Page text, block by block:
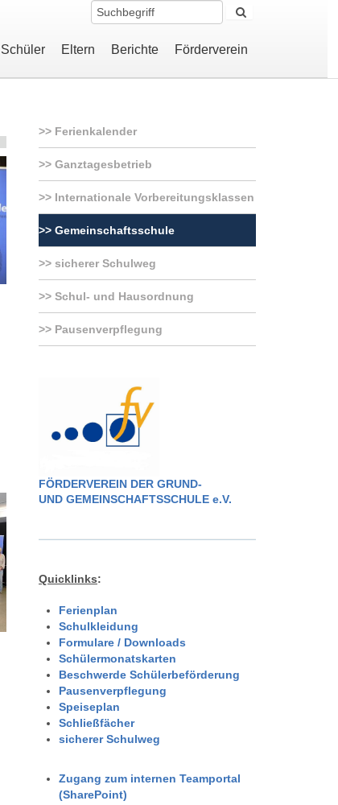
Schüler Eltern Berichte Förderverein
Ferienkalender
Ganztagesbetrieb
Internationale Vorbereitungsklassen
Gemeinschaftsschule
sicherer Schulweg
Schul- und Hausordnung
Pausenverpflegung
FÖRDERVEREIN DER GRUND-
UND GEMEINSCHAFTSSCHULE e.V.
Quicklinks:
Ferienplan
Schulkleidung
Formulare / Downloads
Schülermonatskarten
Beschwerde Schülerbeförderung
Pausenverpflegung
Speiseplan
Schließfächer
sicherer Schulweg
Zugang zum internen Teamportal
(SharePoint)